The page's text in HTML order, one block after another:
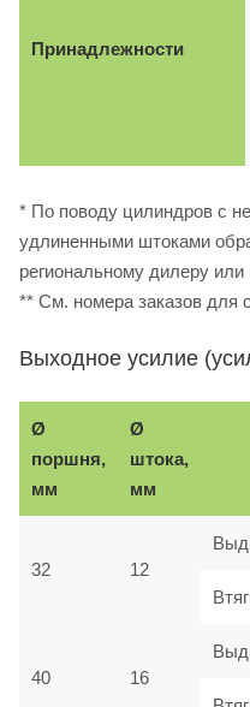
Принадлежности
* По поводу цилиндров с
удлиненными штоками
региональному дилеру
** См. номера заказов для
Выходное усилие
Ø
поршня,
мм
Ø
штока,
мм
32 12
40 16